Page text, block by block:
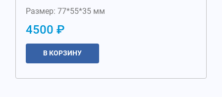
Размер: 77*55*35 мм
4500 ₽
В КОРЗИНУ